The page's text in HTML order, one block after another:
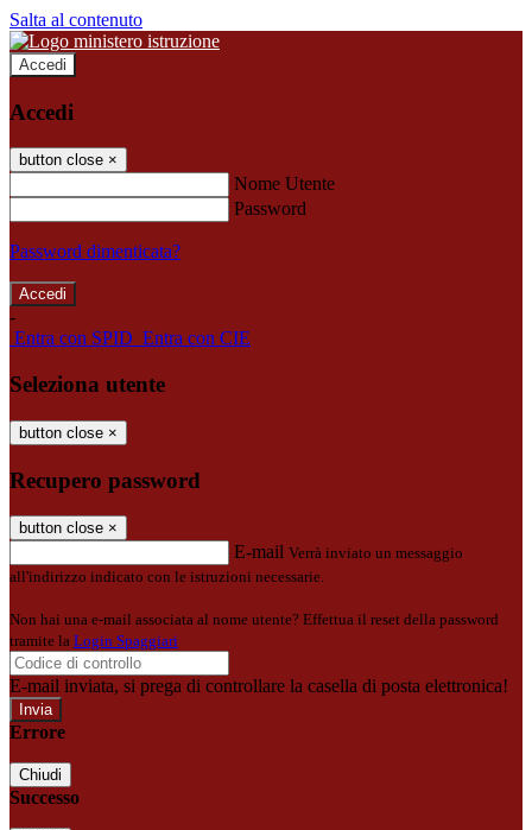
Salta al contenuto
Accedi
Accedi
button close ×
Nome Utente
Password
Password dimenticata?
-
Entra con SPID Entra con CIE
Seleziona utente
button close ×
Recupero password
button close ×
E-mail Verrà inviato un messaggio
all'indirizzo indicato con le istruzioni necessarie.
Non hai una e-mail associata al nome utente? Effettua il reset della password
tramite la Login Spaggiari
E-mail inviata, si prega di controllare la casella di posta elettronica!
Errore
Chiudi
Successo